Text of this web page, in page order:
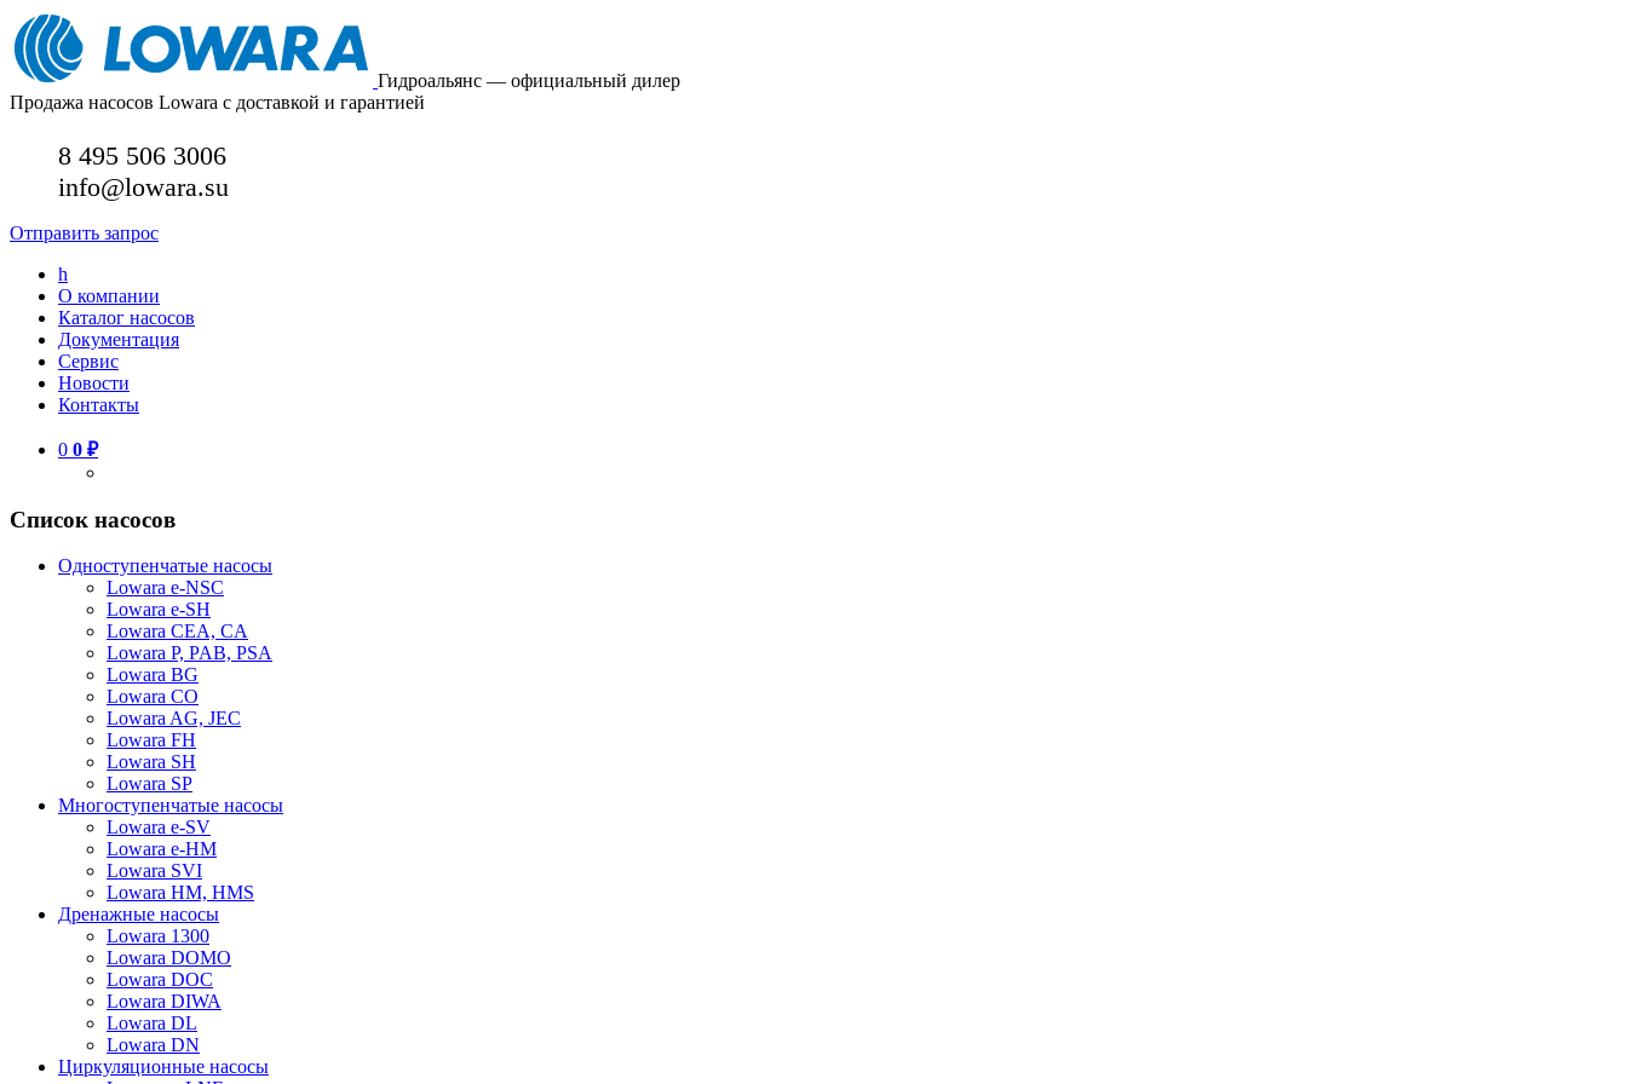
Гидроальянс — официальный дилер
Продажа насосов Lowara с доставкой и гарантией
8 495 506 3006
info@lowara.su
Отправить запрос
h
О компании
Каталог насосов
Документация
Сервис
Новости
Контакты
0 0 ₽
Список насосов
Одноступенчатые насосы
Lowara e-NSC
Lowara e-SH
Lowara CEA, CA
Lowara P, PAB, PSA
Lowara BG
Lowara CO
Lowara AG, JEC
Lowara FH
Lowara SH
Lowara SP
Многоступенчатые насосы
Lowara e-SV
Lowara e-HM
Lowara SVI
Lowara HM, HMS
Дренажные насосы
Lowara 1300
Lowara DOMO
Lowara DOC
Lowara DIWA
Lowara DL
Lowara DN
Циркуляционные насосы